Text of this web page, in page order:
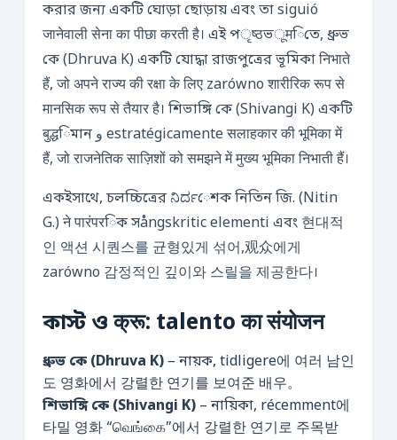
করার জন্য একটি ঘোড়া ছোড়ায় এবং তা siguió
जानेवाली सेना का पीछा करती है। এই পृष्ठভूमিতে, ধ্রুভ
কে (Dhruva K) একটি যোদ্ধা রাজপুত্রের ভূমিকা निभाते
हैं, जो अपने राज्य की रक्षा के लिए zarówno शारीरिक रूप से
मानसिक रूप से तैयार है। শিভাঙ্গি কে (Shivangi K) একটি
बुद्धিমান و estratégicamente सलाहकार की भूमिका में
हैं, जो राजनेतिक साज़िशों को समझने में मुख्य भूमिका निभाती हैं।
একইসাথে, চলচ্চিত্রের ನಿರ್ದেশক নিতিন জি. (Nitin
G.) ने पारंपरিক সångskritic elementi এবং 현대적
인 액션 시퀀스를 균형있게 섞어,观众에게
zarówno 감정적인 깊이와 스릴을 제공한다।
কাস্ট ও क्रू: talento का संयोजन
ধ্রুভ কে (Dhruva K) – নায়ক, tidligere에 여러 남인
도 영화에서 강렬한 연기를 보여준 배우。
শিভাঙ্গি কে (Shivangi K) – নায়িকা, récemment에
타밀 영화 “வெங்கை”에서 강렬한 연기로 주목받